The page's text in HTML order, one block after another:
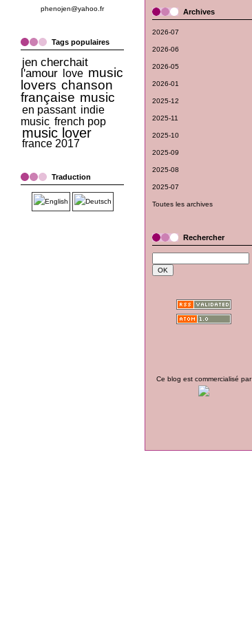
phenojen@yahoo.fr
Tags populaires
jen cherchait
l'amour
love music
lovers chanson
française music
en passant indie
music french pop
music lover
france 2017
Traduction
Archives
2026-07
2026-06
2026-05
2026-01
2025-12
2025-11
2025-10
2025-09
2025-08
2025-07
Toutes les archives
Rechercher
Ce blog est commercialisé par